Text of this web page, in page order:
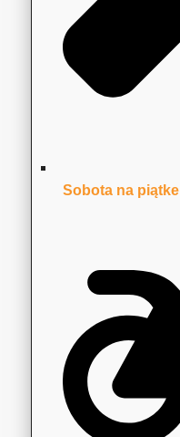
Sobota na piątke